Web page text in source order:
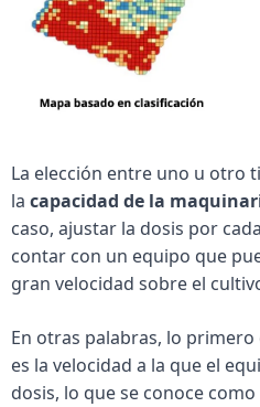
La elección entre uno u otro
la capacidad de la
caso, ajustar la dosis por
contar con un equipo que
gran velocidad sobre el
En otras palabras, lo
es la velocidad a la que el
dosis, lo que se conoce como